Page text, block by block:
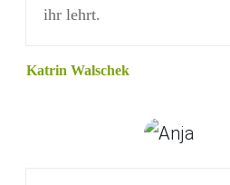
ihr lehrt.
Katrin Walschek